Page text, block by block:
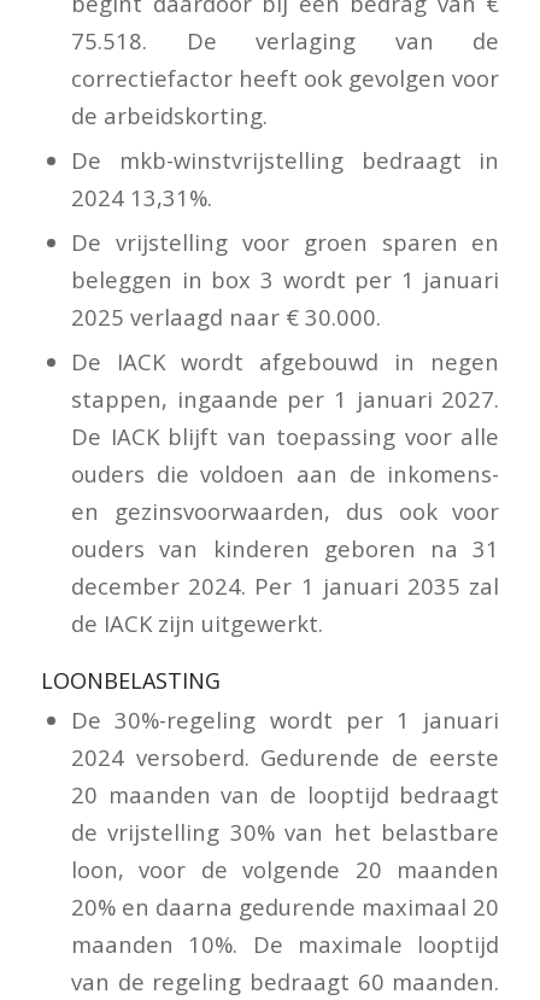
75.518. De verlaging van de
correctiefactor heeft ook gevolgen voor
de arbeidskorting.
De mkb-winstvrijstelling bedraagt in
2024 13,31%.
De vrijstelling voor groen sparen en
beleggen in box 3 wordt per 1 januari
2025 verlaagd naar € 30.000.
De IACK wordt afgebouwd in negen
stappen, ingaande per 1 januari 2027.
De IACK blijft van toepassing voor alle
ouders die voldoen aan de inkomens-
en gezinsvoorwaarden, dus ook voor
ouders van kinderen geboren na 31
december 2024. Per 1 januari 2035 zal
de IACK zijn uitgewerkt.
LOONBELASTING
De 30%-regeling wordt per 1 januari
2024 versoberd. Gedurende de eerste
20 maanden van de looptijd bedraagt
de vrijstelling 30% van het belastbare
loon, voor de volgende 20 maanden
20% en daarna gedurende maximaal 20
maanden 10%. De maximale looptijd
van de regeling bedraagt 60 maanden.